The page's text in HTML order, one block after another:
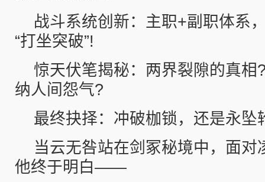
战斗系统创新：主职+副职体系
“打坐突破”!
惊天伏笔揭秘：两界裂隙的真相
纳人间怨气?
最终抉择：冲破枷锁，还是永坠
当云无咎站在剑冢秘境中，面对
他终于明白——